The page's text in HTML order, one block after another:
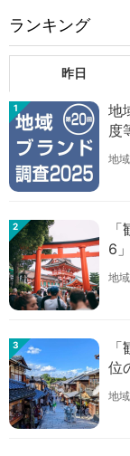
ランキング
昨日
1
地
度
地
2
6
地
3
位
地